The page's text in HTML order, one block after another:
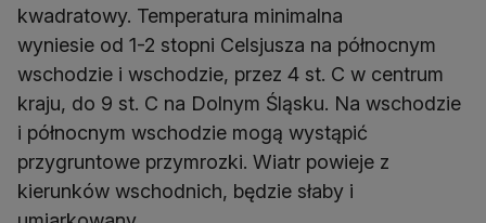
kwadratowy. Temperatura minimalna
wyniesie od 1-2 stopni Celsjusza na północnym
wschodzie i wschodzie, przez 4 st. C w centrum
kraju, do 9 st. C na Dolnym Śląsku. Na wschodzie
i północnym wschodzie mogą wystąpić
przygruntowe przymrozki. Wiatr powieje z
kierunków wschodnich, będzie słaby i